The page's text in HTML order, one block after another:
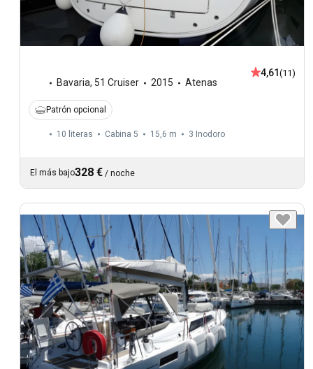
Bavaria, 51 Cruiser 2015 Atenas
4,61 (11)
Patrón opcional
10 literas Cabina 5 15,6 m 3 Inodoro
El más bajo328 € / noche